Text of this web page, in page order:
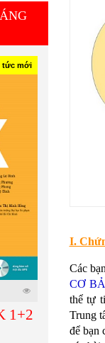
tức mới
1+2
I.
Các
CƠ
thể tự
Trung
để bạn